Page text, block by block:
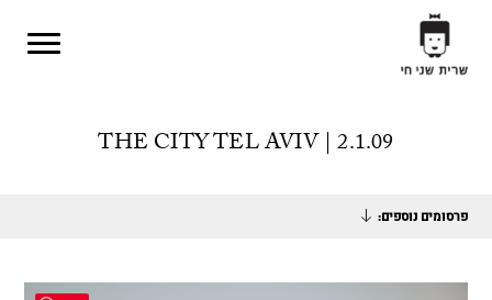
THE CITY TEL AVIV | 2.1.09
פרסומים נוספים: